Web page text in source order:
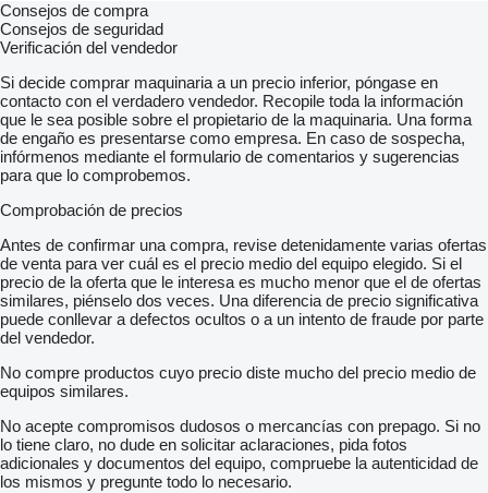
Consejos de compra
Consejos de seguridad
Verificación del vendedor
Si decide comprar maquinaria a un precio inferior, póngase en
contacto con el verdadero vendedor. Recopile toda la información
que le sea posible sobre el propietario de la maquinaria. Una forma
de engaño es presentarse como empresa. En caso de sospecha,
infórmenos mediante el formulario de comentarios y sugerencias
para que lo comprobemos.
Comprobación de precios
Antes de confirmar una compra, revise detenidamente varias ofertas
de venta para ver cuál es el precio medio del equipo elegido. Si el
precio de la oferta que le interesa es mucho menor que el de ofertas
similares, piénselo dos veces. Una diferencia de precio significativa
puede conllevar a defectos ocultos o a un intento de fraude por parte
del vendedor.
No compre productos cuyo precio diste mucho del precio medio de
equipos similares.
No acepte compromisos dudosos o mercancías con prepago. Si no
lo tiene claro, no dude en solicitar aclaraciones, pida fotos
adicionales y documentos del equipo, compruebe la autenticidad de
los mismos y pregunte todo lo necesario.